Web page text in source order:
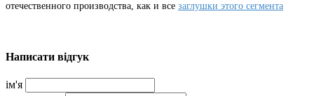
отечественного производства, как и все заглушки этого сегмента
Написати відгук
ім'я